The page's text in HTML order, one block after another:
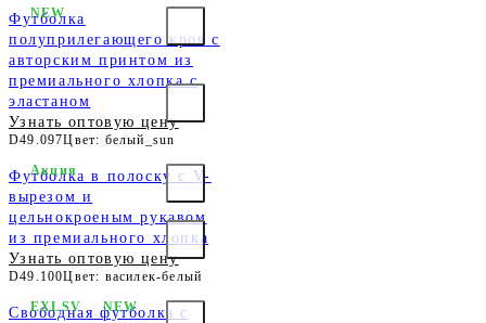
Футболка
полуприлегающего кроя с
авторским принтом из
премиального хлопка с
эластаном
Узнать оптовую цену
D49.097Цвет: белый_sun
NEW
Футболка в полоску с V-
вырезом и
цельнокроеным рукавом
из премиального хлопка
Узнать оптовую цену
D49.100Цвет: василек-белый
Акция
Свободная футболка с
EXLSV NEW